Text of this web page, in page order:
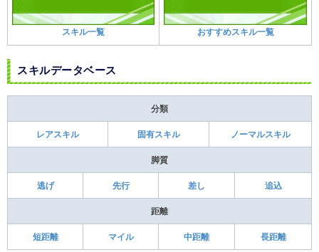
スキル一覧 おすすめスキル一覧
スキルデータベース
分類
レアスキル 固有スキル ノーマルスキル
脚質
逃げ 先行 差し 追込
距離
短距離 マイル 中距離 長距離